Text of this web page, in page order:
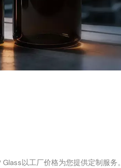
以工厂价格为您提供定制服务。